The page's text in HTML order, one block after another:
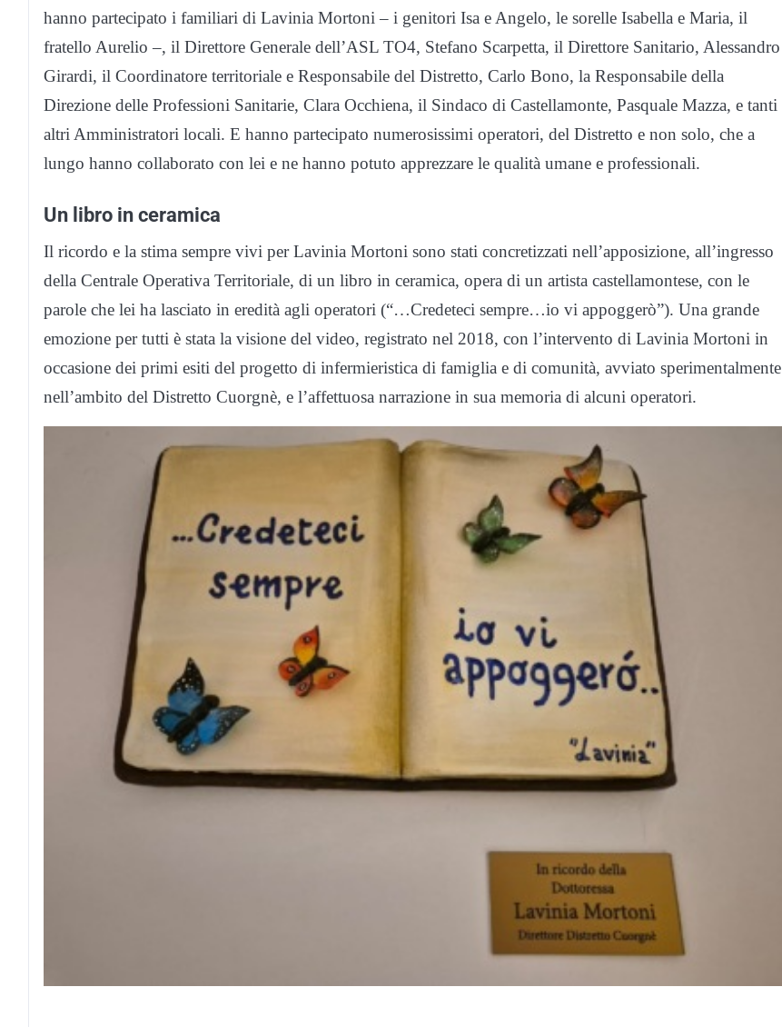
hanno partecipato i familiari di Lavinia Mortoni – i genitori Isa e Angelo, le sorelle Isabella e Maria, il
fratello Aurelio –, il Direttore Generale dell’ASL TO4, Stefano Scarpetta, il Direttore Sanitario, Alessandro
Girardi, il Coordinatore territoriale e Responsabile del Distretto, Carlo Bono, la Responsabile della
Direzione delle Professioni Sanitarie, Clara Occhiena, il Sindaco di Castellamonte, Pasquale Mazza, e tanti
altri Amministratori locali. E hanno partecipato numerosissimi operatori, del Distretto e non solo, che a
lungo hanno collaborato con lei e ne hanno potuto apprezzare le qualità umane e professionali.
Un libro in ceramica
Il ricordo e la stima sempre vivi per Lavinia Mortoni sono stati concretizzati nell’apposizione, all’ingresso
della Centrale Operativa Territoriale, di un libro in ceramica, opera di un artista castellamontese, con le
parole che lei ha lasciato in eredità agli operatori (“…Credeteci sempre…io vi appoggerò”). Una grande
emozione per tutti è stata la visione del video, registrato nel 2018, con l’intervento di Lavinia Mortoni in
occasione dei primi esiti del progetto di infermieristica di famiglia e di comunità, avviato sperimentalmente
nell’ambito del Distretto Cuorgnè, e l’affettuosa narrazione in sua memoria di alcuni operatori.